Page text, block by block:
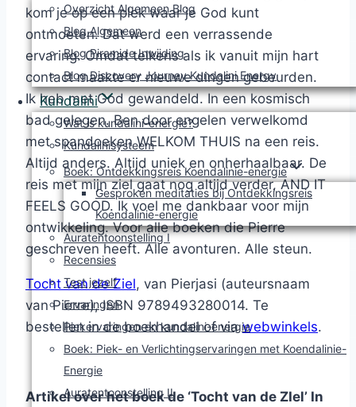
Overzicht Algemeen Blog
Blog Algemeen
Blog Piramide Inwijding
Blog Discovery Journey Kundalini Energy
Kundalini
Wat is kundalini-energie?
Kundalinisysteem
Boek: Ontdekkingsreis Koendalinie-energie
Gesproken meditaties bij Ontdekkingsreis
Koendalinie-energie
Auratentoonstelling I
Recensies
Test jezelf
Ervaringen
Piekervaringen en kundalini-energie
Boek: Piek- en Verlichtingservaringen met Koendalinie-
Energie
Auratentoonstelling II
kom je op een plek waar je God kunt
ontmoeten. Dat werd een verrassende
ervaring. Omdat telkens als ik vanuit mijn hart
contact maakte er nieuwe dingen gebeurden.
Ik heb met God gewandeld. In een kosmisch
bad gelegen. Ben door engelen verwelkomd
met spandoeken WELKOM THUIS na een reis.
Altijd anders. Altijd uniek en onherhaalbaar. De
reis met mijn ziel gaat nog altijd verder, AND IT
FEELS GOOD. Ik voel me dankbaar voor mijn
ontwikkeling. Voor alle boeken die Pierre
geschreven heeft. Alle avonturen. Alle steun.
Tocht van de Ziel, van Pierjasi (auteursnaam
van Pierre), ISBN 9789493280014. Te
bestellen in de boekhandel of viawebwinkels.
Artikel over het boek de ‘Tocht van de ZIel’ In